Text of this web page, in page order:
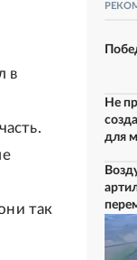
в
так
Не
для